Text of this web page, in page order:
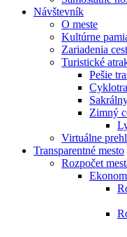
Návštevník
O meste
Kultúrne
Zariadenia
Turistické
Pešie
Zimný
Virtuálne
Transparentné mesto
Rozpočet